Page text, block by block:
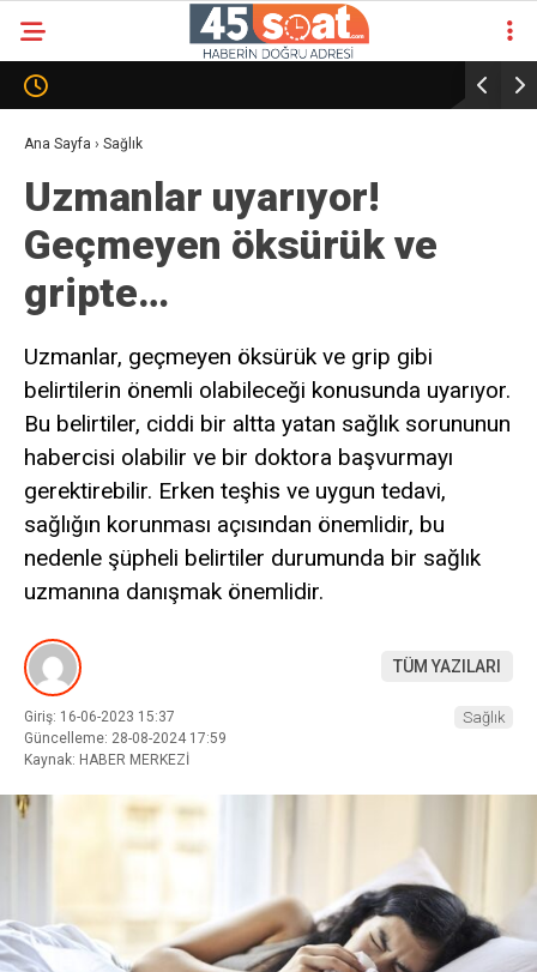
Ana Sayfa › Sağlık
Uzmanlar uyarıyor!
Geçmeyen öksürük ve
gripte…
Uzmanlar, geçmeyen öksürük ve grip gibi
belirtilerin önemli olabileceği konusunda uyarıyor.
Bu belirtiler, ciddi bir altta yatan sağlık sorununun
habercisi olabilir ve bir doktora başvurmayı
gerektirebilir. Erken teşhis ve uygun tedavi,
sağlığın korunması açısından önemlidir, bu
nedenle şüpheli belirtiler durumunda bir sağlık
uzmanına danışmak önemlidir.
TÜM YAZILARI
Giriş: 16-06-2023 15:37
Güncelleme: 28-08-2024 17:59
Kaynak: HABER MERKEZİ
Sağlık